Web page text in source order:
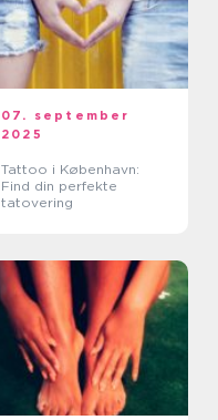
07. september
2025
Tattoo i København:
Find din perfekte
tatovering